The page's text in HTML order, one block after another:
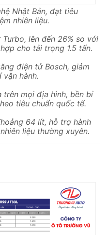
Nhật Bản, đạt tiêu
nhiên liệu.
Turbo, lên đến 26% so với
cho tải trọng 1.5 tấn.
điện tử Bosch, giảm
vận hành.
trên mọi địa hình, bền bỉ
tiêu chuẩn quốc tế.
64 lít, hỗ trợ hành
liệu thường xuyên.